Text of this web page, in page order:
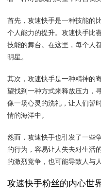
首先，攻速快手是一种技能的
个人能力的提升。攻速快手比
技能的舞台。在这里，每个人
明星。
其次，攻速快手是一种精神的
望找到一种方式来释放压力，
像一场心灵的洗礼，让人们暂
情的海洋中。
然而，攻速快手也引发了一些
的行为，容易让人失去对生活
的激烈竞争，也可能导致人与
攻速快手粉丝的内心世